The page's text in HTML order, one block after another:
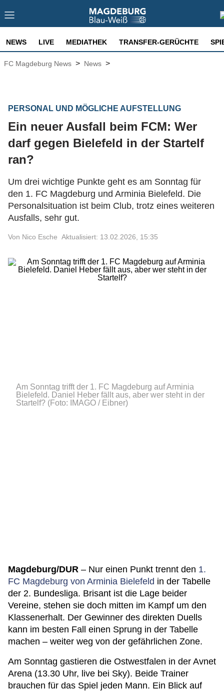
NEWS LIVE MEDIATHEK TRANSFER-GERÜCHTE
FC Magdeburg News > News >
PERSONAL UND MÖGLICHE AUFSTELLUNG
Ein neuer Ausfall beim FCM: Wer
darf gegen Bielefeld in der Startelf
ran?
Um drei wichtige Punkte geht es am Sonntag für
den 1. FC Magdeburg und Arminia Bielefeld. Die
Personalsituation ist beim Club, trotz eines weiteren
Ausfalls, sehr gut.
Von Nico Esche Aktualisiert: 13.02.2026, 15:35
Am Sonntag trifft der 1. FC Magdeburg auf Arminia
Bielefeld. Daniel Heber fällt aus, aber wer steht in der
Startelf? (Foto: IMAGO / Eibner)
Magdeburg/DUR – Nur einen Punkt trennt den 1.
FC Magdeburg von Arminia Bielefeld in der Tabelle
der 2. Bundesliga. Brisant ist die Lage beider
Vereine, stehen sie doch mitten im Kampf um den
Klassenerhalt. Der Gewinner des direkten Duells
kann im besten Fall einen Sprung in der Tabelle
machen – weiter weg von der gefährlichen Zone.
Am Sonntag gastieren die Ostwestfalen in der Avnet
Arena (13.30 Uhr, live bei Sky). Beide Trainer
brauchen für das Spiel jeden Mann. Ein Blick auf